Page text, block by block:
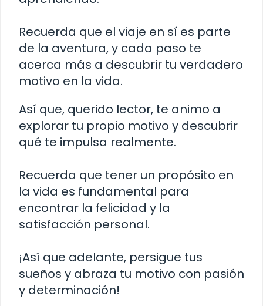
Recuerda que el viaje en sí es parte
de la aventura, y cada paso te
acerca más a descubrir tu verdadero
motivo en la vida.
Así que, querido lector, te animo a
explorar tu propio motivo y descubrir
qué te impulsa realmente.
Recuerda que tener un propósito en
la vida es fundamental para
encontrar la felicidad y la
satisfacción personal.
¡Así que adelante, persigue tus
sueños y abraza tu motivo con pasión
y determinación!